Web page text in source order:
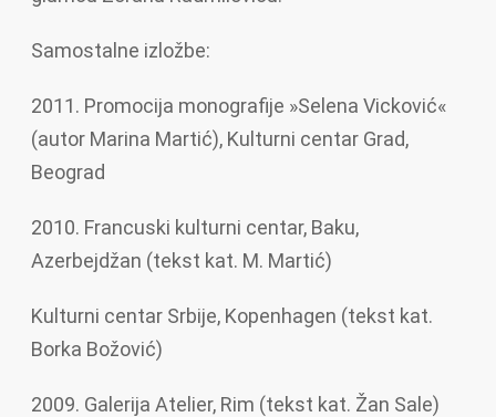
Samostalne izložbe:
2011. Promocija monografije »Selena Vicković«
(autor Marina Martić), Kulturni centar Grad,
Beograd
2010. Francuski kulturni centar, Baku,
Azerbejdžan (tekst kat. M. Martić)
Kulturni centar Srbije, Kopenhagen (tekst kat.
Borka Božović)
2009. Galerija Atelier, Rim (tekst kat. Žan Sale)